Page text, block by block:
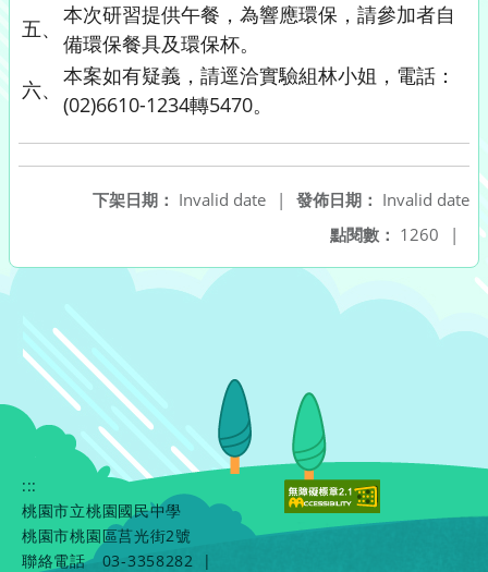
五、
本次研習提供午餐，為響應環保，請參加者自
備環保餐具及環保杯。
六、
本案如有疑義，請逕洽實驗組林小姐，電話：
(02)6610-1234轉5470。
發佈日期： Invalid date
下架日期： Invalid date
|
點閱數： 1260 |
:::
桃園市立桃園國民中學
桃園市桃園區莒光街2號
聯絡電話
03-3358282
|